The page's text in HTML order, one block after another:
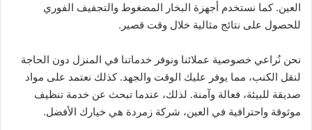
العين. كما نستخدم أجهزة البخار المضغوط والتجفيف الفوري
للحصول على نتائج مثالية خلال وقت قصير.
نحن نُراعي خصوصية عملائنا ونوفر خدماتنا في المنزل دون الحاجة
لنقل الكنب، مما يوفر عليك الوقت والجهد. كذلك نعتمد على مواد
صديقة للبيئة، فعالة وآمنة. لذلك، عندما تبحث عن خدمة تنظيف
موثوقة واحترافية في العين، شركة زمردة هي خيارك الأفضل.